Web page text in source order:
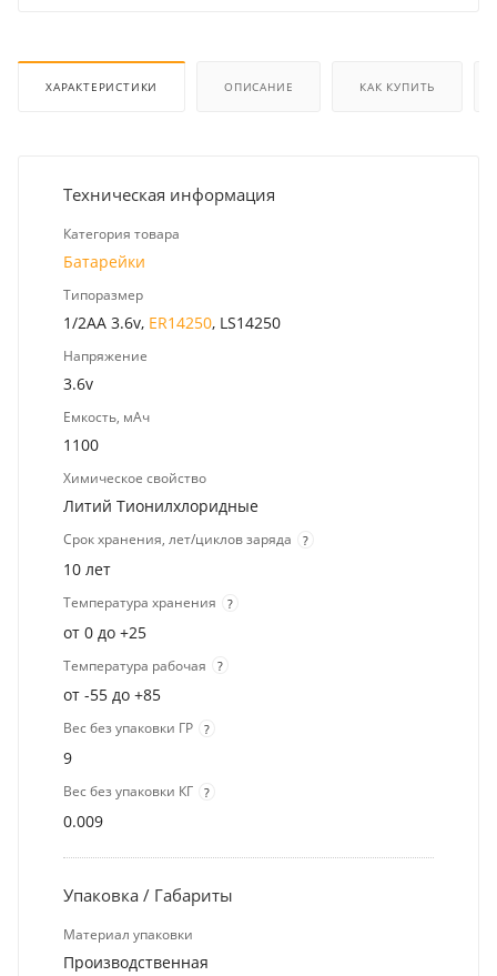
ХАРАКТЕРИСТИКИ ОПИСАНИЕ КАК КУПИТЬ
Техническая информация
Категория товара
Батарейки
Типоразмер
1/2AA 3.6v, ER14250, LS14250
Напряжение
3.6v
Емкость, мАч
1100
Химическое свойство
Литий Тионилхлоридные
Срок хранения, лет/циклов заряда ?
10 лет
Температура хранения ?
от 0 до +25
Температура рабочая ?
от -55 до +85
Вес без упаковки ГР ?
9
Вес без упаковки КГ ?
0.009
Упаковка / Габариты
Материал упаковки
Производственная